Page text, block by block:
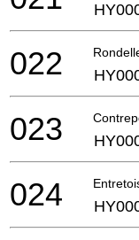
022
023
024